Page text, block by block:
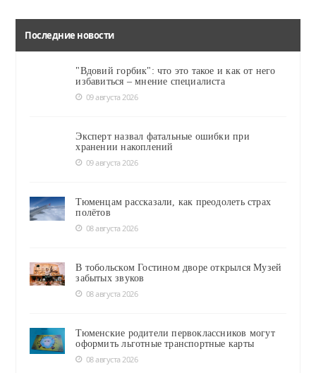
Последние новости
"Вдовий горбик": что это такое и как от него
избавиться – мнение специалиста
09 августа 2026
Эксперт назвал фатальные ошибки при
хранении накоплений
09 августа 2026
Тюменцам рассказали, как преодолеть страх
полётов
08 августа 2026
В тобольском Гостином дворе открылся Музей
забытых звуков
08 августа 2026
Тюменские родители первоклассников могут
оформить льготные транспортные карты
08 августа 2026